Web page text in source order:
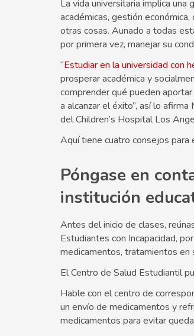
La vida universitaria implica
académicas, gestión
otras cosas. Aunado a todas
por primera vez, manejar su
“Estudiar en la universidad con
prosperar académica y
comprender qué pueden
a alcanzar el éxito”, así lo
del Children’s Hospital Los
Aquí tiene cuatro consejos para
Póngase en
institución
Antes del inicio de clases,
Estudiantes con Incapacidad,
medicamentos, tratamientos en
El Centro de Salud Estudiantil
Hable con el centro de
un envío de medicamentos y
medicamentos para evitar